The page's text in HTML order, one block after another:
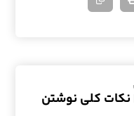
نکات کلی نوشتن